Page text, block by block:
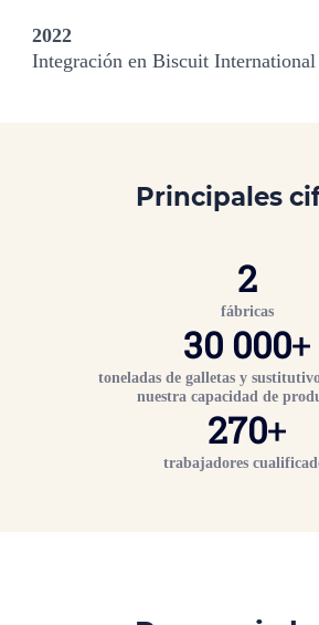
2022
Integración en Biscuit International
Principales
2
fábricas
30 000+
toneladas de galletas y
nuestra capacidad de
270+
trabajadores